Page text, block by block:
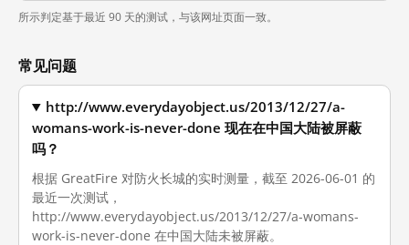
所示判定基于最近 90 天的测试，与该网址页面一致。
常见问题
http://www.everydayobject.us/2013/12/27/a-
womans-work-is-never-done 现在在中国大陆被屏蔽
吗？
根据 GreatFire 对防火长城的实时测量，截至 2026-06-01 的
最近一次测试，
http://www.everydayobject.us/2013/12/27/a-womans-
work-is-never-done 在中国大陆未被屏蔽。